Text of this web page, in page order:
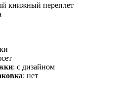
книжный переплет
: с дизайном
: нет